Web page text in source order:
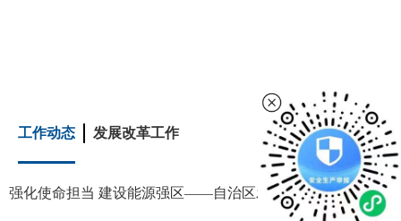
工作动态 发展改革工作 更多+
强化使命担当 建设能源强区——自治区发展改革委部分党支部组织开展主题党日活动 2026-08-05
《新疆维吾尔自治区能源行业评标专家管理实施细则》政策解读 2026-06-22
自治区发展改革委关于《新疆维吾尔自治区固定资产投资项目节能审查和碳排放评价实施办法（征求意见稿）》意见采纳情况的公告 2026-08-04